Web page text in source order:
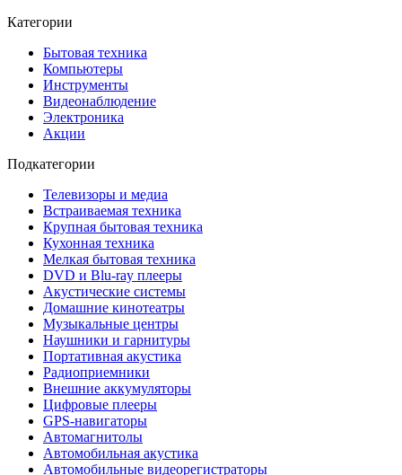
Категории
Бытовая техника
Компьютеры
Инструменты
Видеонаблюдение
Электроника
Акции
Подкатегории
Телевизоры и медиа
Встраиваемая техника
Крупная бытовая техника
Кухонная техника
Мелкая бытовая техника
DVD и Blu-ray плееры
Акустические системы
Домашние кинотеатры
Музыкальные центры
Наушники и гарнитуры
Портативная акустика
Радиоприемники
Внешние аккумуляторы
Цифровые плееры
GPS-навигаторы
Автомагнитолы
Автомобильная акустика
Автомобильные видеорегистраторы